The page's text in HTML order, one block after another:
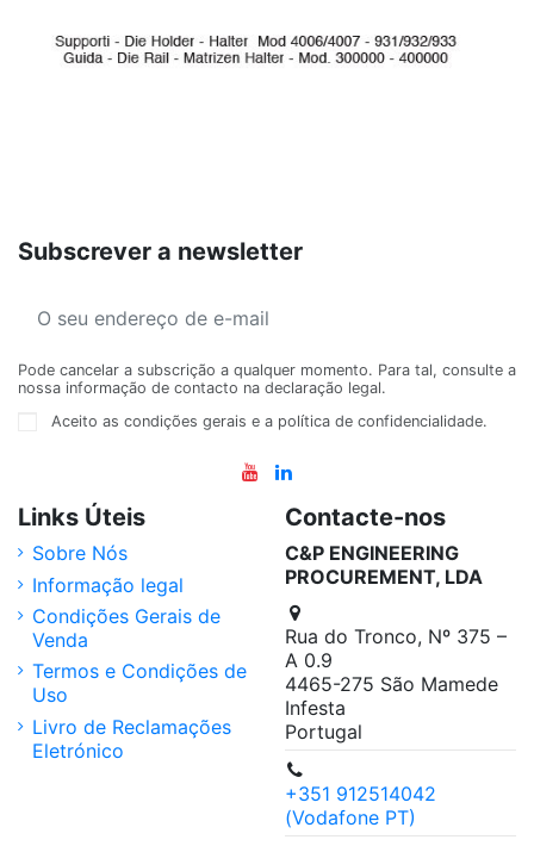
Subscrever a newsletter
Pode cancelar a subscrição a qualquer momento. Para tal, consulte a
nossa informação de contacto na declaração legal.
Aceito as condições gerais e a política de confidencialidade.
Links Úteis
Sobre Nós
Informação legal
Condições Gerais de
Venda
Termos e Condições de
Uso
Livro de Reclamações
Eletrónico
Contacte-nos
C&P ENGINEERING
PROCUREMENT, LDA
Rua do Tronco, Nº 375 –
A 0.9
4465-275 São Mamede
Infesta
Portugal
+351 912514042
(Vodafone PT)